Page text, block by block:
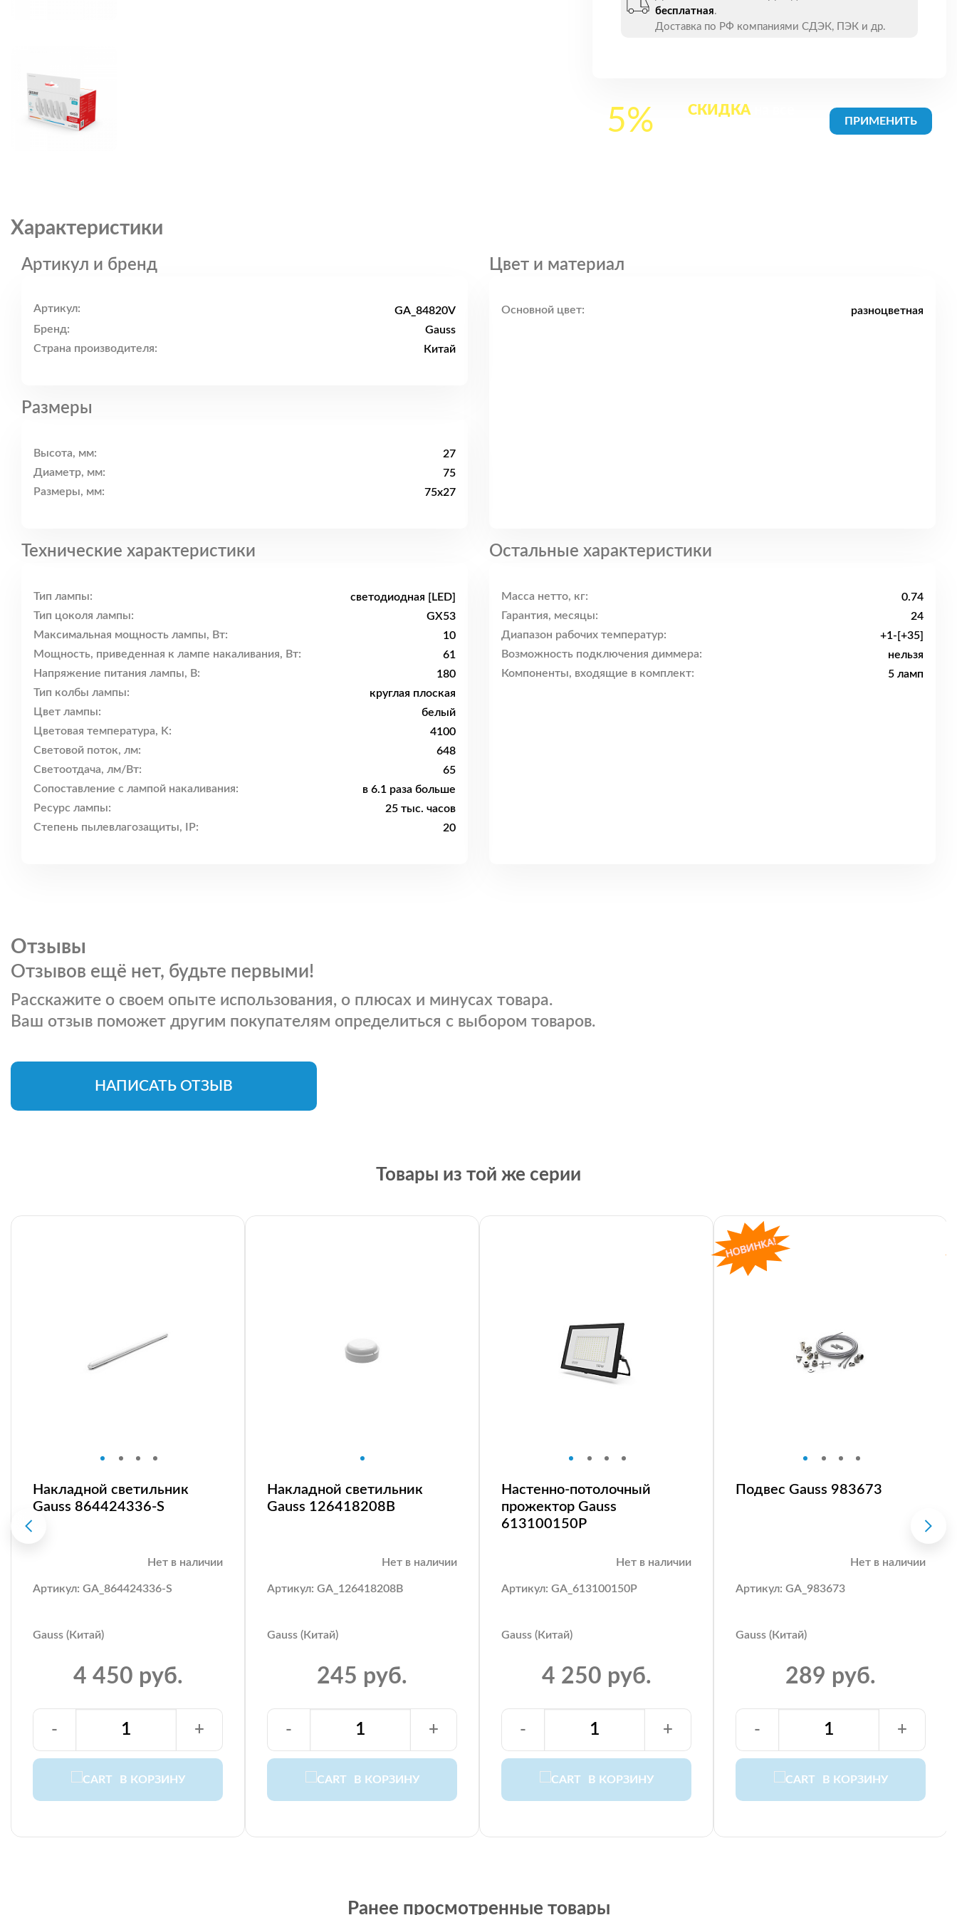
бесплатная.
Доставка по РФ компаниями СДЭК, ПЭК и др.
5% СКИДКА
Характеристики
Артикул и бренд
Артикул:
GA_84820V
Бренд:
Gauss
Страна производителя:
Китай
Размеры
Высота, мм:
27
Диаметр, мм:
75
Размеры, мм:
75x27
Цвет и материал
Основной цвет: разноцветная
Технические характеристики
Тип лампы:
светодиодная [LED]
Тип цоколя лампы:
GX53
Максимальная мощность лампы, Вт:
10
Мощность, приведенная к лампе накаливания, Вт:
61
Напряжение питания лампы, В:
180
Тип колбы лампы:
круглая плоская
Цвет лампы:
белый
Цветовая температура, K:
4100
Световой поток, лм:
648
Светоотдача, лм/Вт:
65
Сопоставление с лампой накаливания:
в 6.1 раза больше
Ресурс лампы:
25 тыс. часов
Степень пылевлагозащиты, IP:
20
Остальные характеристики
Масса нетто, кг:
0.74
Гарантия, месяцы:
24
Диапазон рабочих температур:
+1-[+35]
Возможность подключения диммера:
нельзя
Компоненты, входящие в комплект:
5 ламп
Отзывы
Отзывов ещё нет, будьте первыми!
Расскажите о своем опыте использования, о плюсах и минусах товара.
Ваш отзыв поможет другим покупателям определиться с выбором товаров.
НАПИСАТЬ ОТЗЫВ
Товары из той же серии
Накладной светильник
Gauss 864424336-S
Нет в наличии
Артикул: GA_864424336-S
Gauss (Китай)
4 450 руб.
В КОРЗИНУ
- +
Накладной светильник
Gauss 126418208B
Нет в наличии
Артикул: GA_126418208B
Gauss (Китай)
245 руб.
В КОРЗИНУ
- +
Настенно-потолочный
прожектор Gauss
613100150P
Нет в наличии
Артикул: GA_613100150P
Gauss (Китай)
4 250 руб.
В КОРЗИНУ
- +
Подвес Gauss 983673
Нет в наличии
Артикул: GA_983673
Gauss (Китай)
289 руб.
В КОРЗИНУ
- +
Ранее просмотренные товары